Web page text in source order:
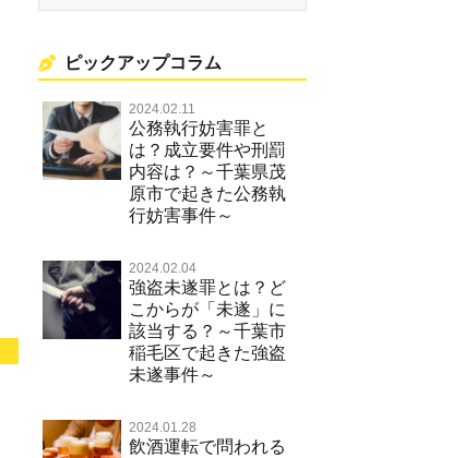
ピックアップコラム
2024.02.11
公務執行妨害罪と
は？成立要件や刑罰
内容は？～千葉県茂
原市で起きた公務執
行妨害事件～
2024.02.04
強盗未遂罪とは？ど
こからが「未遂」に
該当する？～千葉市
稲毛区で起きた強盗
未遂事件～
2024.01.28
飲酒運転で問われる